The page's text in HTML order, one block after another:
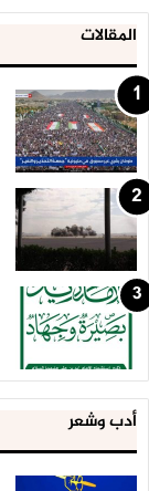
المقالات
أدب وشعر